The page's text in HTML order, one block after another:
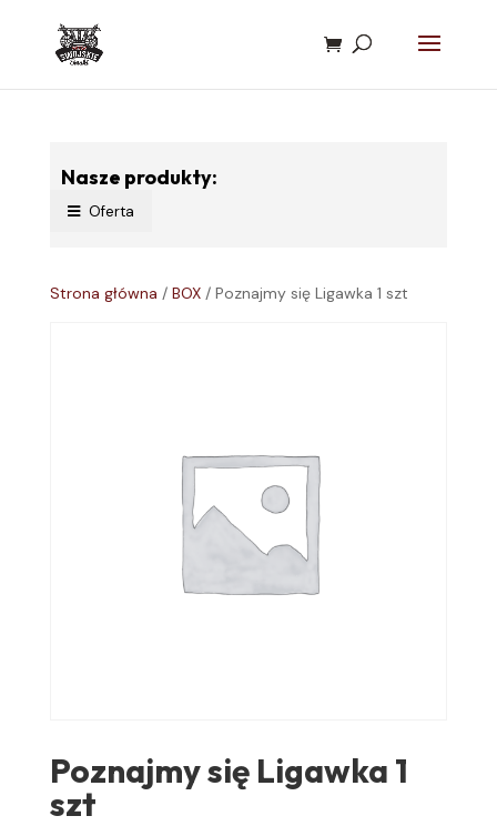
Nasze produkty:
Oferta
Strona główna / BOX/ Poznajmy się Ligawka 1 szt
Poznajmy się Ligawka 1
szt